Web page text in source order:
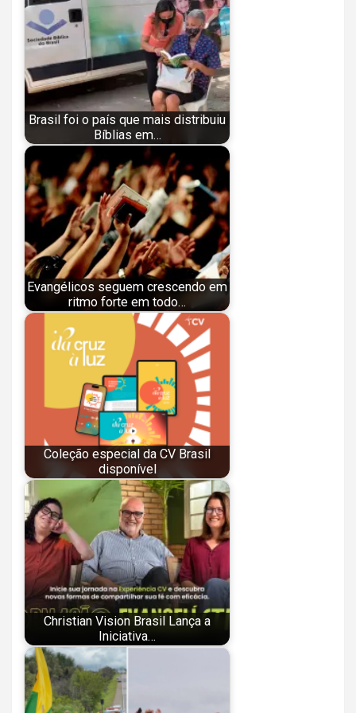
Brasil foi o país que mais distribuiu
Bíblias em…
Evangélicos seguem crescendo em
ritmo forte em todo…
Coleção especial da CV Brasil
disponível
Christian Vision Brasil Lança a
Iniciativa…